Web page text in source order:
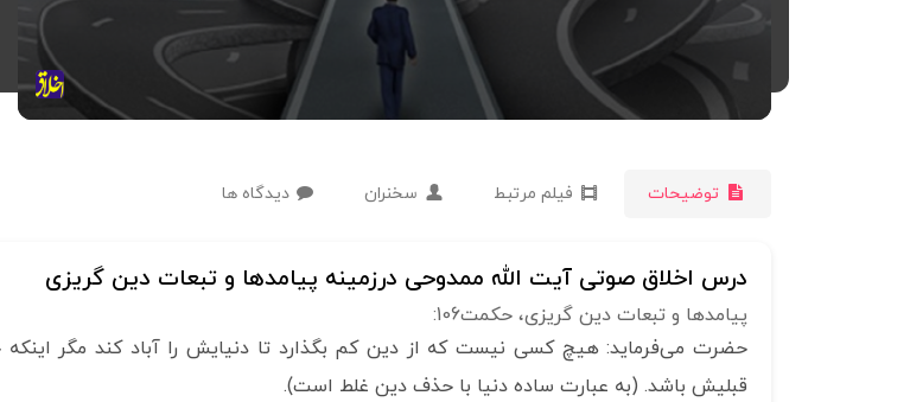
توضیحات فیلم مرتبط سخنران دیدگاه ها
درس اخلاق صوتی آیت الله ممدوحی درزمینه پیامدها و تبعات دین گریزی
پیامدها و تبعات دین گریزی، حکمت106:
حضرت می‌فرماید: هیچ کسی نیست که از دین کم بگذارد تا دنیایش را آباد کند مگر اینکه
قبلیش باشد. (به عبارت ساده دنیا با حذف دین غلط است).